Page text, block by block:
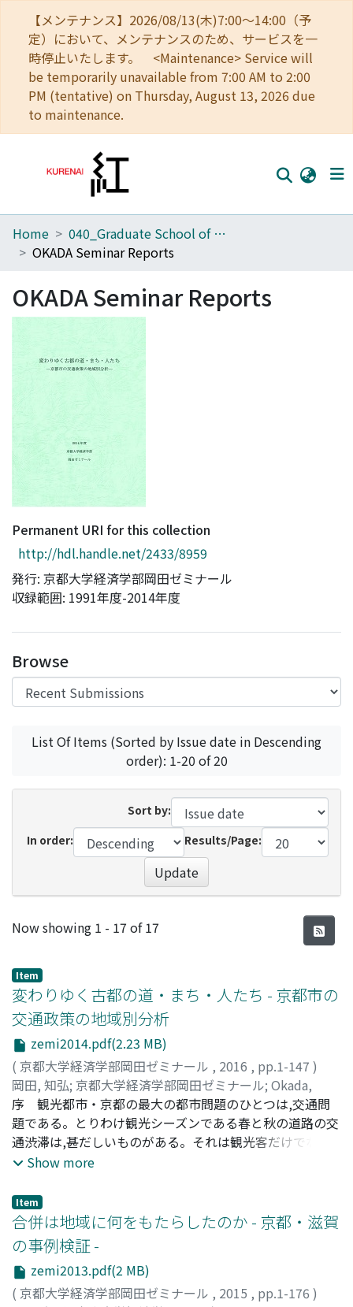
【メンテナンス】2026/08/13(木)7:00～14:00（予
定）において、メンテナンスのため、サービスを一
時停止いたします。 <Maintenance> Service will
be temporarily unavailable from 7:00 AM to 2:00
PM (tentative) on Thursday, August 13, 2026 due
to maintenance.
Home
Browse
Access Statistics
Home
040_Graduate School of Economics
OKADA Seminar Reports
OKADA Seminar Reports
Permanent URI for this collection
http://hdl.handle.net/2433/8959
発行: 京都大学経済学部岡田ゼミナール
収録範囲: 1991年度-2014年度
Browse
List Of Items (Sorted by Issue date in Descending
order): 1-20 of 20
Sort by:
In order:
Results/Page:
Update
Recent Submissions
Now showing 1 - 17 of 17
Item
変わりゆく古都の道・まち・人たち - 京都市の
交通政策の地域別分析
zemi2014.pdf(2.23 MB)
( 京都大学経済学部岡田ゼミナール , 2016 , pp.1-147 )
岡田, 知弘; 京都大学経済学部岡田ゼミナール; Okada,
Tomohiro;60177053;オカダ, トモヒロ
序 観光都市・京都の最大の都市問題のひとつは,交通問
題である。とりわけ観光シーズンである春と秋の道路の交
通渋滞は,甚だしいものがある。それは観光客だけでなく,
住民にとっても大きな負担をともなっている。観光客が集
化が進んだ地域であり,自動車の渋滞とともに狭い歩道に
溢れる観光客と自転車は,高齢の住民にとっては生命の危
機にもつながる。というのも,いざというとき,救急車や消
防車が満足に走れないという状況が続くからである。道
は,人々の生を支え,まちをつくる存在でもある。京都市は,
上記の道路交通問題に対して,2001年度に嵐山地区から観
Show more
Item
合併は地域に何をもたらしたのか - 京都・滋賀
の事例検証 -
zemi2013.pdf(2 MB)
( 京都大学経済学部岡田ゼミナール , 2015 , pp.1-176 )